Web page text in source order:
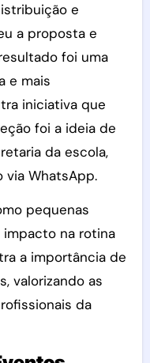
e
a proposta e
foi uma
e mais
iniciativa que
foi a ideia de
da escola,
WhatsApp.
pequenas
na rotina
a importância de
valorizando as
da